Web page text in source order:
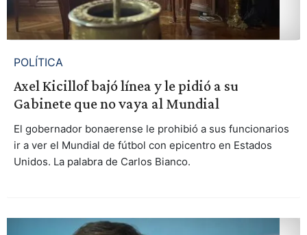
POLÍTICA
Axel Kicillof bajó línea y le pidió a su
Gabinete que no vaya al Mundial
El gobernador bonaerense le prohibió a sus funcionarios
ir a ver el Mundial de fútbol con epicentro en Estados
Unidos. La palabra de Carlos Bianco.